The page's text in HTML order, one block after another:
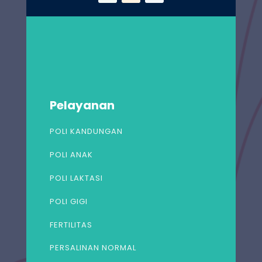
Pelayanan
POLI KANDUNGAN
POLI ANAK
POLI LAKTASI
POLI GIGI
FERTILITAS
PERSALINAN NORMAL